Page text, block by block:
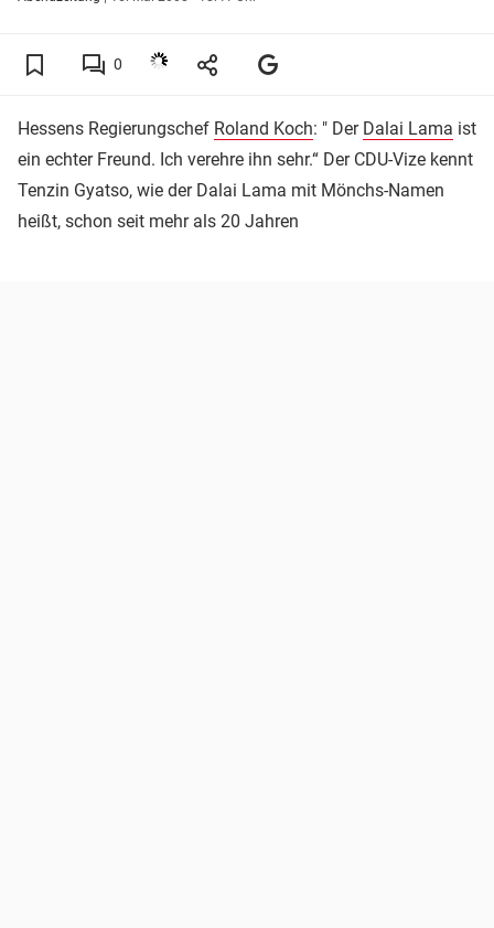
0
Hessens Regierungschef Roland Koch: " Der Dalai Lama ist
ein echter Freund. Ich verehre ihn sehr.“ Der CDU-Vize kennt
Tenzin Gyatso, wie der Dalai Lama mit Mönchs-Namen
heißt, schon seit mehr als 20 Jahren